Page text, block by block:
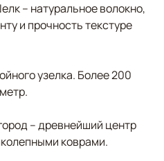
– натуральное волокно,
и прочность текстуре
узелка. Более 200
– древнейший центр
коврами.